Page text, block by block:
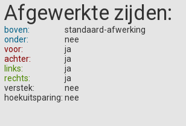
Afgewerkte zijden:
boven:
standaard-afwerking
onder:
nee
voor:
ja
achter:
ja
links:
ja
rechts:
ja
verstek:
nee
hoekuitsparing: nee